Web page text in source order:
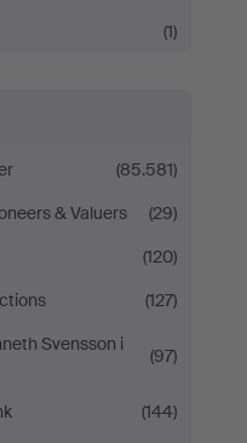
(1)
(85.581)
& Valuers
(29)
(120)
(127)
Svensson i
(97)
(144)